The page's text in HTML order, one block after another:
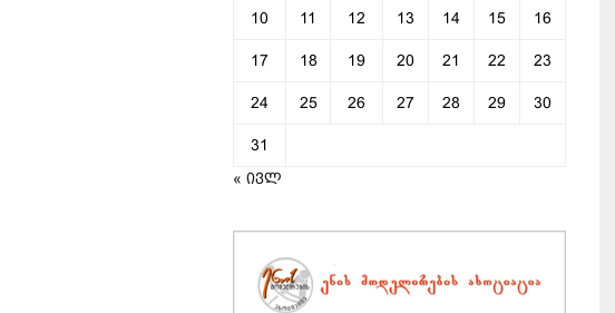
10 11 12 13 14 15 16
17 18 19 20 21 22 23
24 25 26 27 28 29 30
31
« ივლ